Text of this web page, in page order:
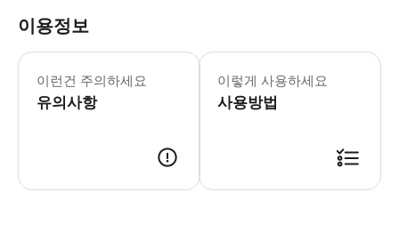
이용정보
이런건 주의하세요
유의사항
이렇게 사용하세요
사용방법